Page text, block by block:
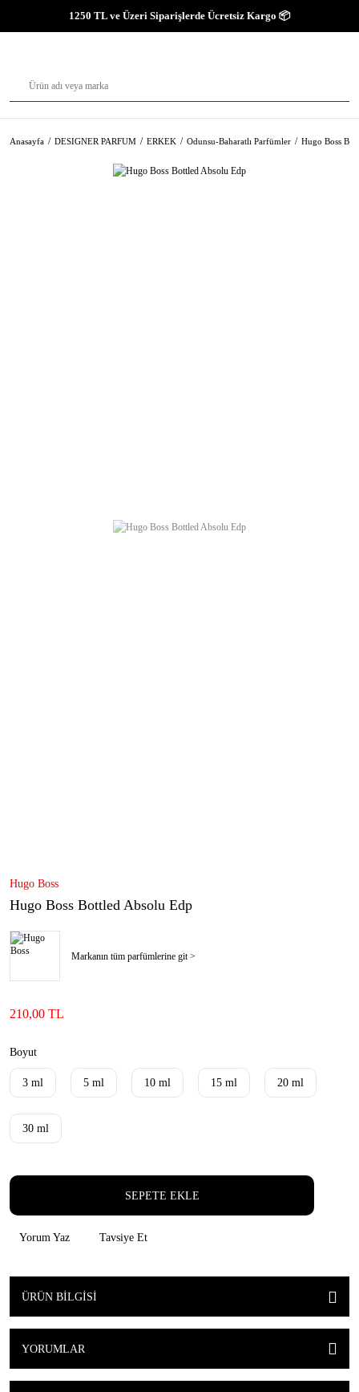
1250 TL ve Üzeri Siparişlerde Ücretsiz Kargo 📦
Anasayfa DESIGNER PARFUM ERKEK Odunsu-Baharatlı Parfümler Hugo Boss
Hugo Boss
Hugo Boss Bottled Absolu Edp
Markanın tüm parfümlerine git >
210,00 TL
Boyut
3 ml 5 ml 10 ml 15 ml 20 ml
30 ml
SEPETE EKLE
Yorum Yaz Tavsiye Et
ÜRÜN BILGISI
YORUMLAR